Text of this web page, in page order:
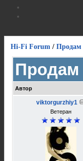
Hi-Fi Forum / Продам
Продам
Автор
viktorgurzhiy1
Ветеран